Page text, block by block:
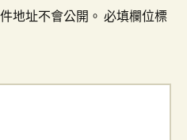
地址不會公開。 必填欄位標